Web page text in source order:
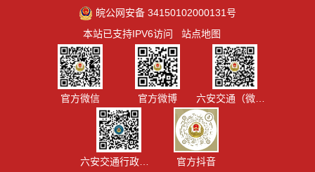
皖公网安备 34150102000131号
本站已支持IPV6访问
站点地图
官方微信 官方微博
官方抖音